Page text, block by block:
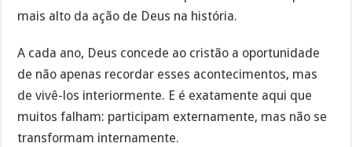
mais alto da ação de Deus na história.
A cada ano, Deus concede ao cristão a oportunidade
de não apenas recordar esses acontecimentos, mas
de vivê-los interiormente. E é exatamente aqui que
muitos falham: participam externamente, mas não se
transformam internamente.